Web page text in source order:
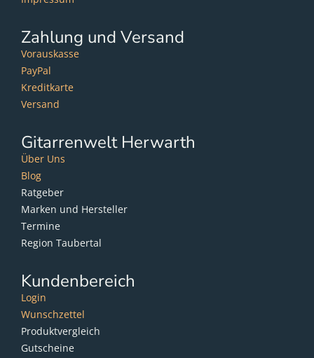
Zahlung und Versand
Vorauskasse
PayPal
Kreditkarte
Versand
Gitarrenwelt Herwarth
Über Uns
Blog
Ratgeber
Marken und Hersteller
Termine
Region Taubertal
Kundenbereich
Login
Wunschzettel
Produktvergleich
Gutscheine